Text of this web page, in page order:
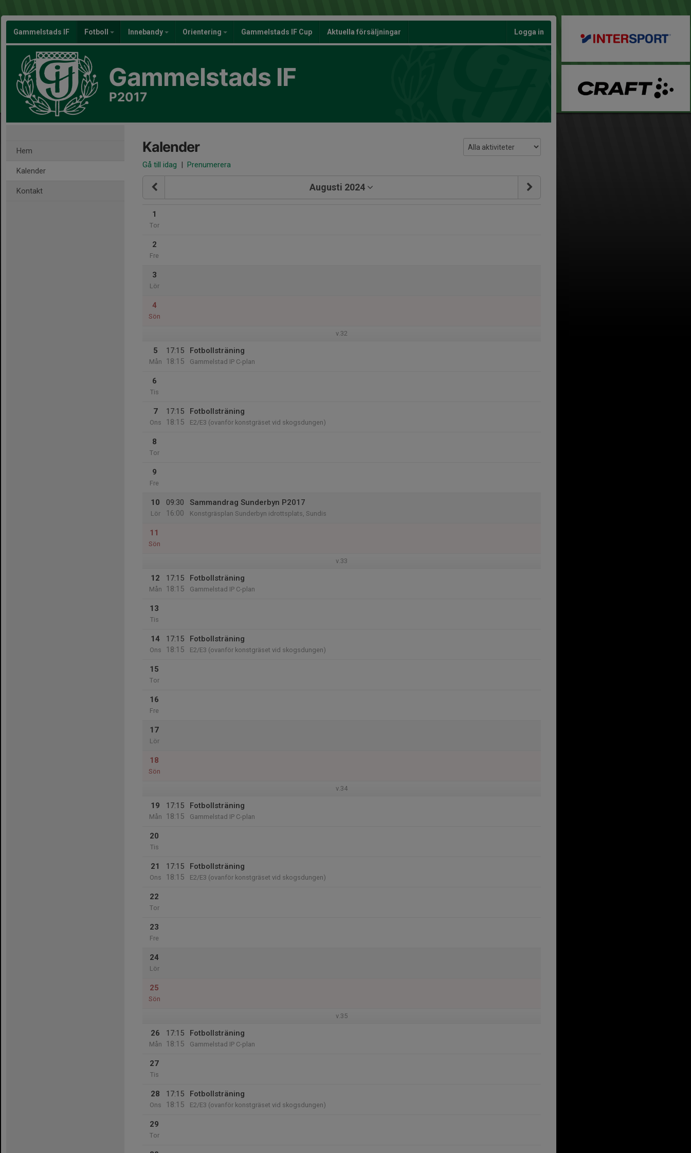
Gammelstads IF Fotboll Innebandy Orientering Gammelstads IF Cup Aktuella försäljningar Logga in
Gammelstads IF
P2017
Hem
Kalender
Kontakt
Kalender
Gå till idag | Prenumerera
Augusti 2024
1
Tor
2
Fre
3
Lör
4
Sön
v.32
5
Mån
17:15
18:15
Fotbollsträning
Gammelstad IP C-plan
6
Tis
7
Ons
17:15
18:15
Fotbollsträning
E2/E3 (ovanför konstgräset vid skogsdungen)
8
Tor
9
Fre
10
Lör
09:30
16:00
Sammandrag Sunderbyn P2017
Konstgräsplan Sunderbyn idrottsplats, Sundis
11
Sön
v.33
12
Mån
17:15
18:15
Fotbollsträning
Gammelstad IP C-plan
13
Tis
14
Ons
17:15
18:15
Fotbollsträning
E2/E3 (ovanför konstgräset vid skogsdungen)
15
Tor
16
Fre
17
Lör
18
Sön
v.34
19
Mån
17:15
18:15
Fotbollsträning
Gammelstad IP C-plan
20
Tis
21
Ons
17:15
18:15
Fotbollsträning
E2/E3 (ovanför konstgräset vid skogsdungen)
22
Tor
23
Fre
24
Lör
25
Sön
v.35
26
Mån
17:15
18:15
Fotbollsträning
Gammelstad IP C-plan
27
Tis
28
Ons
17:15
18:15
Fotbollsträning
E2/E3 (ovanför konstgräset vid skogsdungen)
29
Tor